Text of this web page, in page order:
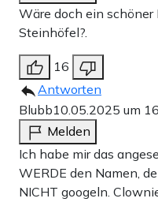
Wäre doch ein schöner
Steinhöfel?.
16
Antworten
Blubb10.05.2025 um
Melden
Ich habe mir das
WERDE den Namen,
NICHT googeln.